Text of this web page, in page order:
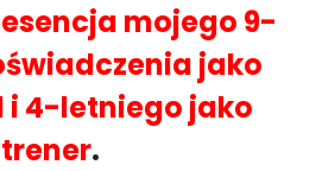
mojego 9-
jako
i 4-letniego jako
trener.